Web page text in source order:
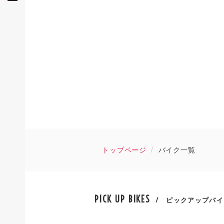
トップページ バイク一覧
PICK UP BIKES / ピックアップバ